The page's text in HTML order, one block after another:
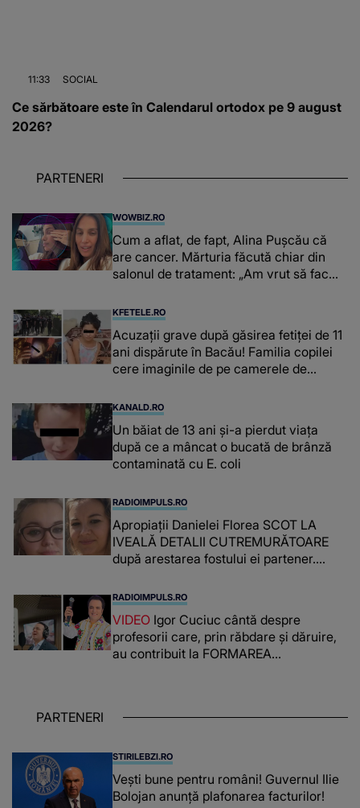
11:33 SOCIAL
Ce sărbătoare este în Calendarul ortodox pe 9 august
2026?
PARTENERI
WOWBIZ.RO
Cum a aflat, de fapt, Alina Pușcău că
are cancer. Mărturia făcută chiar din
salonul de tratament: „Am vrut să fac
înțepe sânul”
KFETELE.RO
Acuzații grave după găsirea fetiței de 11
ani dispărute în Bacău! Familia copilei
cere imaginile de pe camerele de
mea...”
KANALD.RO
Un băiat de 13 ani și-a pierdut viața
după ce a mâncat o bucată de brânză
contaminată cu E. coli
RADIOIMPULS.RO
Apropiații Danielei Florea SCOT LA
IVEALĂ DETALII CUTREMURĂTOARE
după arestarea fostului ei partener.
românca ucisă în Italia și ascunsă în
lada unui pat: " Îmi pare rău că nu am
reușit să fac mai mult pentru ea și..."
RADIOIMPULS.RO
VIDEO Igor Cuciuc cântă despre
profesorii care, prin răbdare și dăruire,
au contribuit la FORMAREA
chiar și după trecerea anilor: "De
PARTENERI
STIRILEBZI.RO
Vești bune pentru români! Guvernul Ilie
Bolojan anunță plafonarea facturilor!